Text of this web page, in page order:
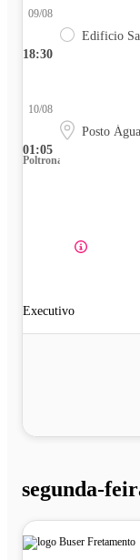
18:30
09/08
Edificio
01:05
10/08
Posto
Poltrona
Executivo
segunda-